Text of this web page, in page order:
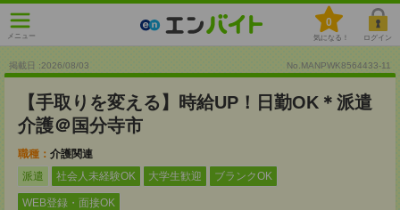
メニュー
0
気になる！ ログイン
掲載日 :2026/08/03 No.MANPWK8564433-11
【手取りを変える】時給UP！日勤OK＊派遣
介護＠国分寺市
職種： 介護関連
派遣
社会人未経験OK 大学生歓迎 ブランクOK
WEB登録・面接OK